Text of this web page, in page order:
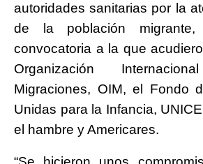
autoridades sanitarias por la
de la población
convocatoria a la que
Organización
Migraciones, OIM, el Fondo
Unidas para la Infancia,
el hambre y Americares.